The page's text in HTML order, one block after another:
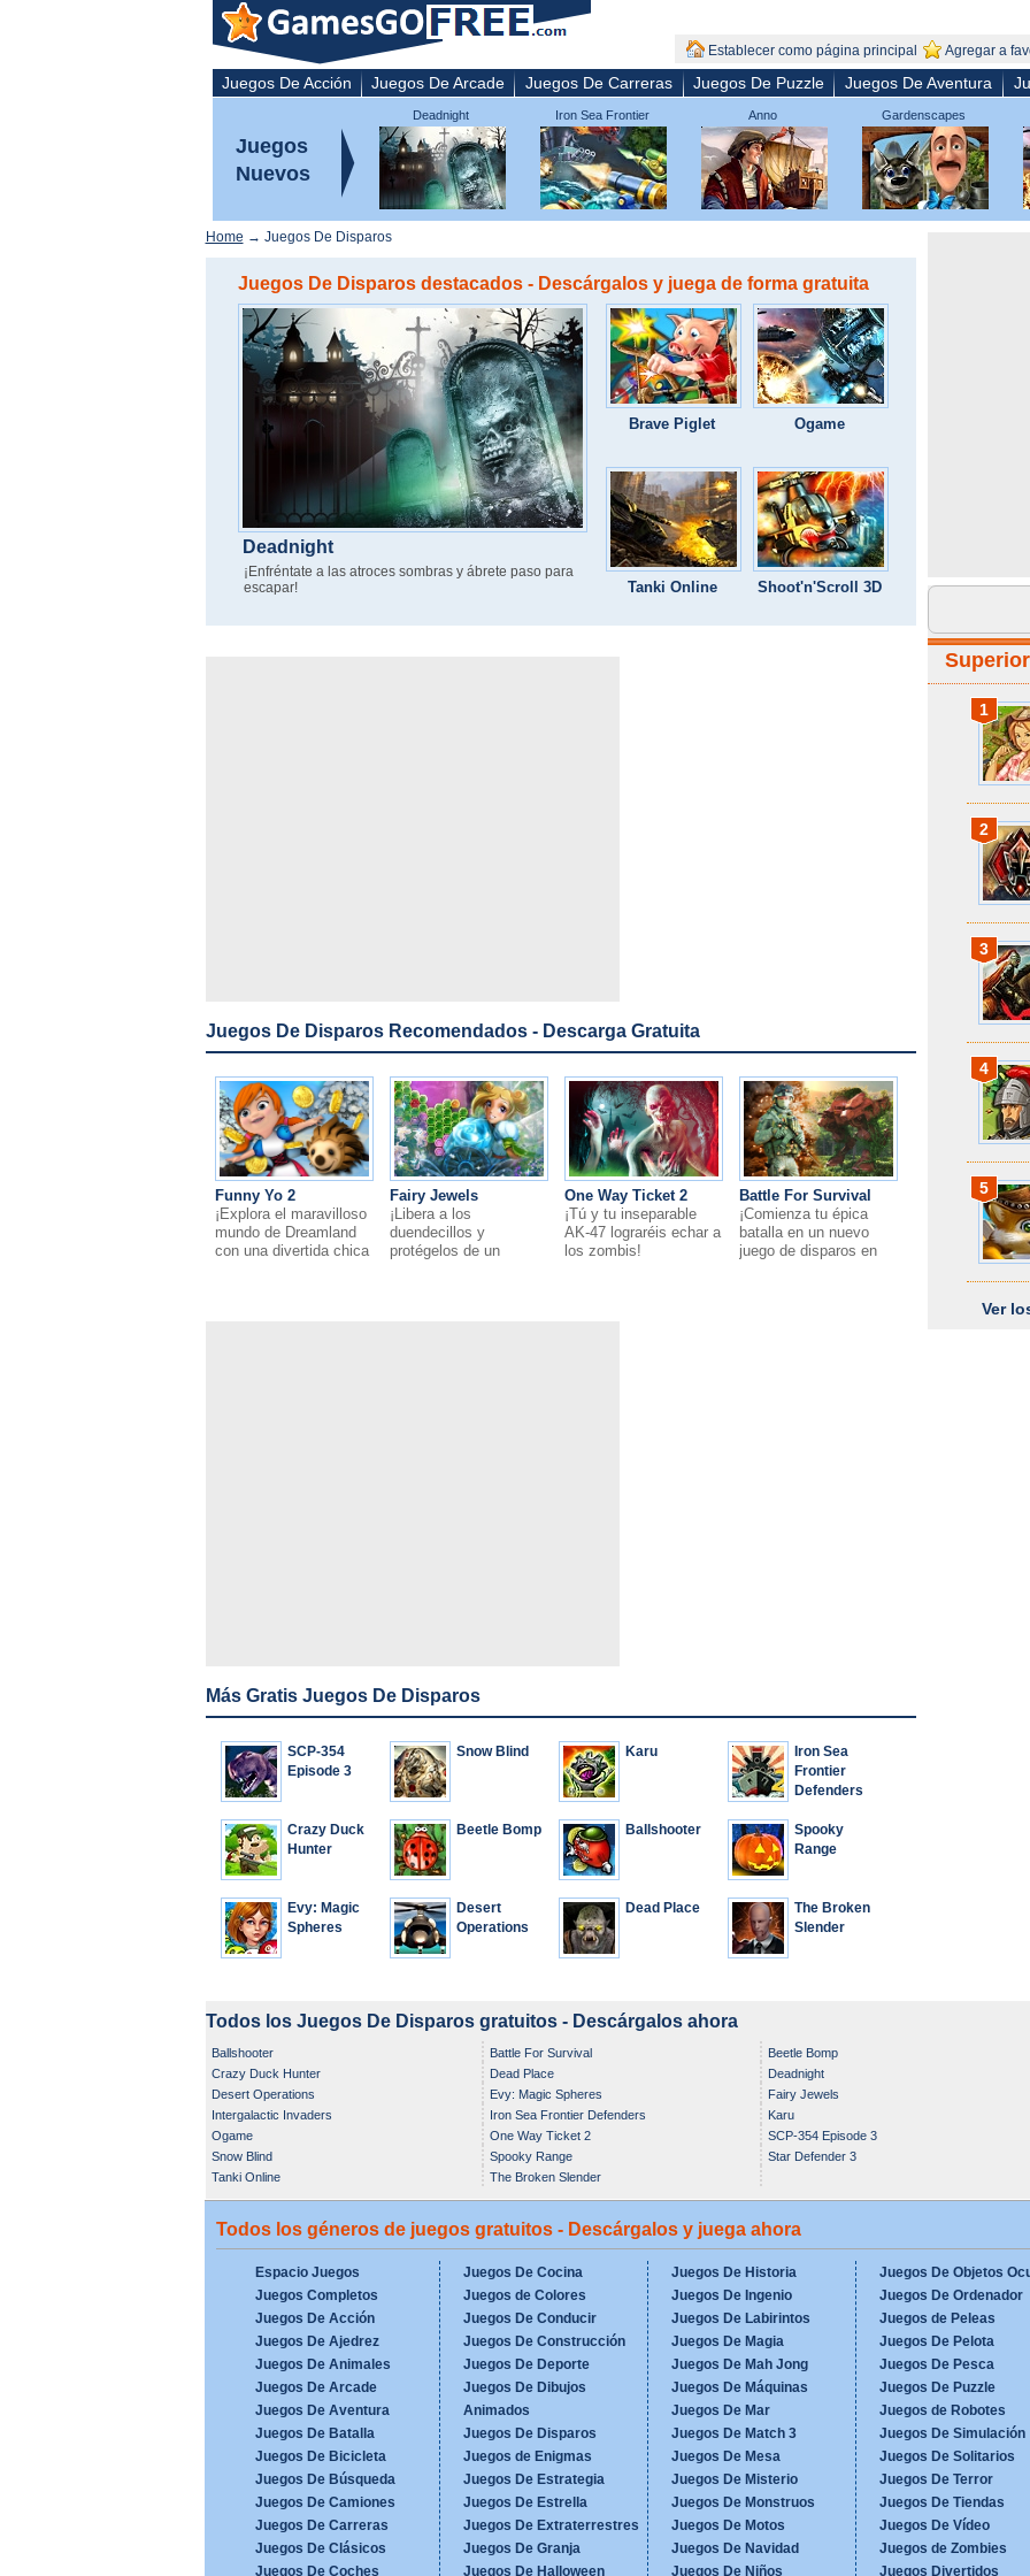
Establecer como página principal Agregar a
Juegos De Acción Juegos De Arcade Juegos De Carreras Juegos De Puzzle Juegos De Aventura
Juegos
Nuevos
Deadnight
Iron Sea Frontier
Defenders
Anno Gardenscapes
Home → Juegos De Disparos
Juegos De Disparos destacados - Descárgalos y juega de forma gratuita
Deadnight
¡Enfréntate a las atroces sombras y ábrete paso para
escapar!
Brave Piglet Ogame
Tanki Online Shoot'n'Scroll 3D
Juegos De Disparos Recomendados - Descarga Gratuita
Funny Yo 2
¡Explora el maravilloso
mundo de Dreamland
con una divertida chica
Fairy Jewels
¡Libera a los
duendecillos y
protégelos de un
One Way Ticket 2
¡Tú y tu inseparable
AK-47 lograréis echar a
los zombis!
Battle For Survival
¡Comienza tu épica
batalla en un nuevo
juego de disparos en
Más Gratis Juegos De Disparos
SCP-354
Episode 3
Snow Blind Karu
Iron Sea
Frontier
Defenders
Crazy Duck
Hunter
Beetle Bomp Ballshooter
Spooky
Range
Evy: Magic
Spheres
Desert
Operations
Dead Place
The Broken
Slender
1
2
3
4
5
Ver
Todos los Juegos De Disparos gratuitos - Descárgalos ahora
Ballshooter Battle For Survival Beetle Bomp
Crazy Duck Hunter
Dead Place Deadnight
Desert Operations
Evy: Magic Spheres Fairy Jewels
Intergalactic Invaders
Iron Sea Frontier Defenders Karu
Ogame
One Way Ticket 2 SCP-354 Episode 3
Snow Blind
Spooky Range Star Defender 3
Tanki Online
The Broken Slender
Todos los géneros de juegos gratuitos - Descárgalos y juega ahora
Espacio Juegos
Juegos Completos
Juegos De Acción
Juegos De Ajedrez
Juegos De Animales
Juegos De Arcade
Juegos De Aventura
Juegos De Batalla
Juegos De Bicicleta
Juegos De Búsqueda
Juegos De Camiones
Juegos De Carreras
Juegos De Clásicos
Juegos De Coches
Juegos De Cocina
Juegos de Colores
Juegos De Conducir
Juegos De Construcción
Juegos De Deporte
Juegos De Dibujos
Animados
Juegos De Disparos
Juegos de Enigmas
Juegos De Estrategia
Juegos De Estrella
Juegos De Extraterrestres
Juegos De Granja
Juegos De Halloween
Juegos De Historia
Juegos De Ingenio
Juegos De Labirintos
Juegos De Magia
Juegos De Mah Jong
Juegos De Máquinas
Juegos De Mar
Juegos De Match 3
Juegos De Mesa
Juegos De Misterio
Juegos De Monstruos
Juegos De Motos
Juegos De Navidad
Juegos De Niños
Juegos De Objetos
Juegos De Ordenador
Juegos de Peleas
Juegos De Pelota
Juegos De Pesca
Juegos De Puzzle
Juegos de Robotes
Juegos De Simulación
Juegos De Solitarios
Juegos De Terror
Juegos De Tiendas
Juegos De Vídeo
Juegos de Zombies
Juegos Divertidos